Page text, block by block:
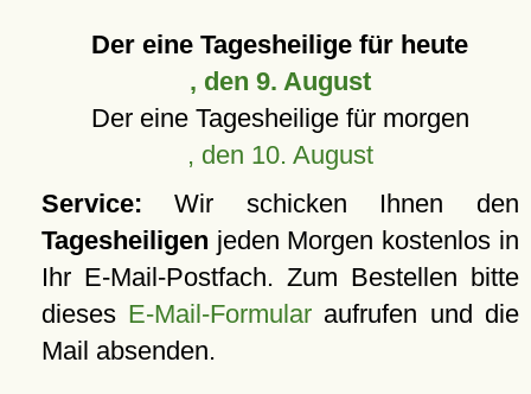
Der eine Tagesheilige für heute
, den 9. August
Der eine Tagesheilige für morgen
, den 10. August
Service: Wir schicken Ihnen den
Tagesheiligen jeden Morgen kostenlos in
Ihr E-Mail-Postfach. Zum Bestellen bitte
dieses E-Mail-Formular aufrufen und die
Mail absenden.